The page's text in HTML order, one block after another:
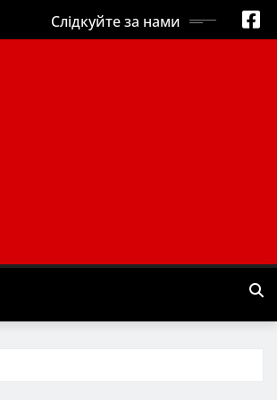
Слідкуйте за нами